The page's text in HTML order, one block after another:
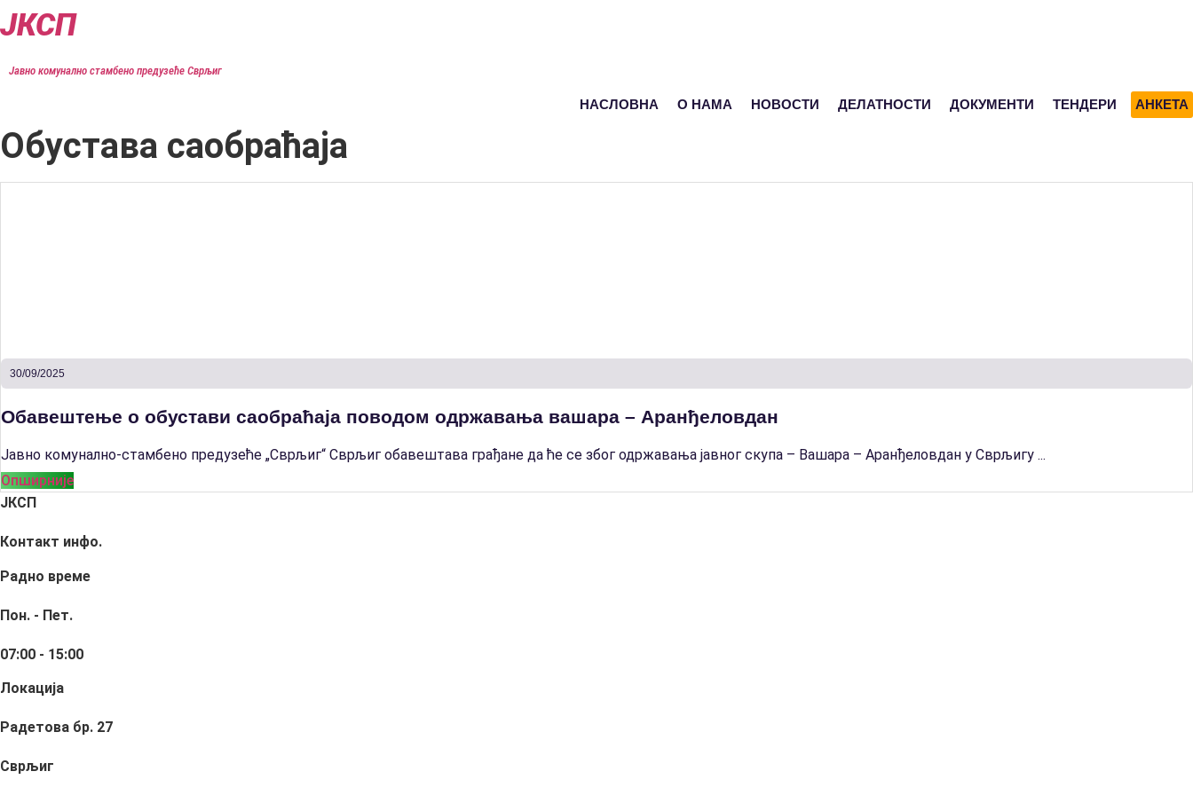
Скочите
на
ЈКСП
Јавно комунално стамбено предузеће Сврљиг
НАСЛОВНА О НАМА НОВОСТИ ДЕЛАТНОСТИ ДОКУМЕНТИ ТЕНДЕРИ АНКЕТА
Обустава саобраћаја
30/09/2025
Обавештење о обустави саобраћаја поводом одржавања вашара – Аранђеловдан
Јавно комунално-стамбено предузеће „Сврљиг“ Сврљиг обавештава грађане да ће се због одржавања јавног скупа – Вашара – Аранђеловдан у Сврљигу ...
Опширније
ЈКСП
Контакт инфо.
Радно време
Пон. - Пет.
07:00 - 15:00
Локација
Радетова бр. 27
Сврљиг